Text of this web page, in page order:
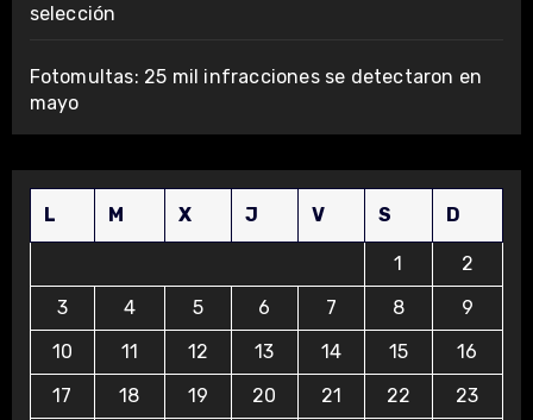
selección
Fotomultas: 25 mil infracciones se detectaron en
mayo
L M X J V S D
1
2
3
4 5 6 7 8
9
10
11 12 13 14 15
16
17
18 19 20 21 22
23